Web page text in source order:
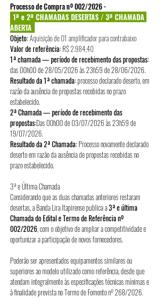
Processo de Compra nº 002/2026 -
1ª e 2ª CHAMADAS DESERTAS / 3ª CHAMADA
ABERTA
Objeto: Aquisição de 01 amplificador para contrabaixo
Valor de referência: R$ 2.984,40
1ª chamada — período de recebimento das propostas:
das 00h00 de 28/05/2026 às 23h59 de 28/06/2026.
Resultado da 1ª chamada: processo declarado deserto, em
razão da ausência de propostas recebidas no prazo
estabelecido.
2ª Chamada — período de recebimento das
propostas:Das 00h00 de 03/07/2026 às 23h59 de
19/07/2026.
Resultado da 2ª Chamada: Processo novamente declarado
deserto em razão da ausência de propostas recebidas no
prazo estabelecido.
3ª e Última Chamada
Considerando que as duas chamadas anteriores restaram
desertas, a Banda Lira Itapirense publica a 3ª e última
Chamada do Edital e Termo de Referência nº
002/2026, com o objetivo de ampliar a competitividade e
oportunizar a participação de novos fornecedores.
Poderão ser apresentados equipamentos similares ou
superiores ao modelo utilizado como referência, desde que
atendam integralmente às especificações técnicas mínimas e
à finalidade prevista no Termo de Fomento nº 268/2026.